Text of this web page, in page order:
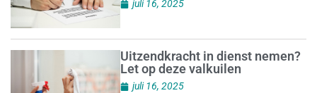
juli 16, 2025
Uitzendkracht in dienst nemen?
Let op deze valkuilen
juli 16, 2025